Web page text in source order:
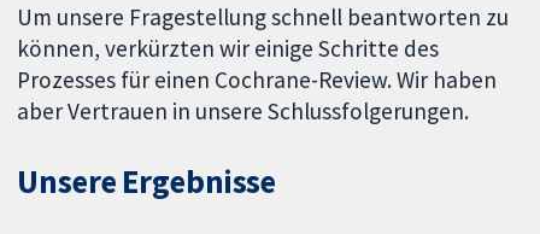
Um unsere Fragestellung schnell beantworten zu
können, verkürzten wir einige Schritte des
Prozesses für einen Cochrane-Review. Wir haben
aber Vertrauen in unsere Schlussfolgerungen.
Unsere Ergebnisse